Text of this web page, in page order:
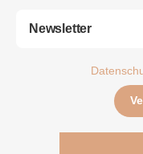
Newsletter